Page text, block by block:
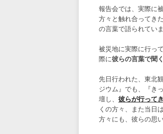
報告会では、実際に
方々と触れ合ってき
の言葉で語られていま
被災地に実際に行っ
際に彼らの言葉で聞く
先日行われた、東北
ジウム』でも、『き
壇し、 彼らが行って
くの方々、また当日
方々にも、彼らの思